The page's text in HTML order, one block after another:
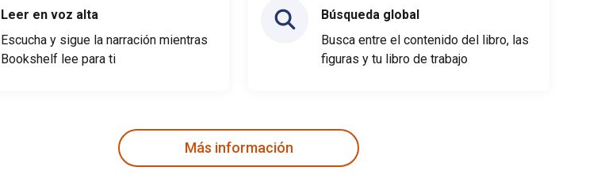
Leer en voz alta
Escucha y sigue la narración mientras
Bookshelf lee para ti
Búsqueda global
Busca entre el contenido del libro, las
figuras y tu libro de trabajo
Más información